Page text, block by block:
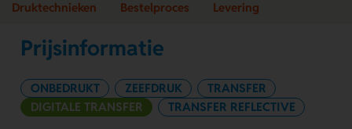
Druktechnieken Bestelproces Levering
Prijsinformatie
ONBEDRUKT ZEEFDRUK
TRANSFER
DIGITALE TRANSFER
TRANSFER REFLECTIVE